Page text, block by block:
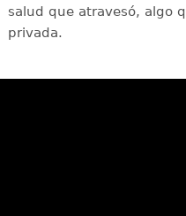
salud que atravesó, algo
privada.